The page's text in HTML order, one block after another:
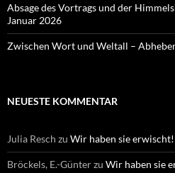
Absage des Vortrags und der
Januar 2026
Zwischen Wort und Weltall –
NEUESTE KOMMENTAR
Julia Resch zu Wir haben sie erwischt!
Bröckels, E.-Günterzu Wir haben sie